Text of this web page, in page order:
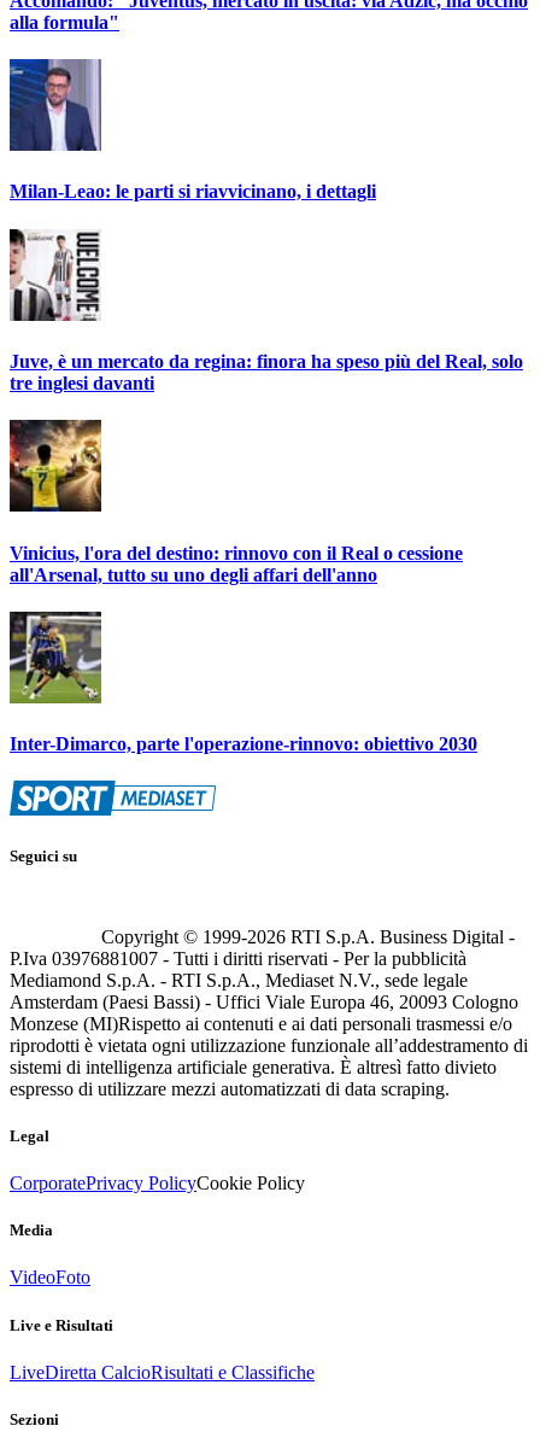
alla formula"
Milan-Leao: le parti si riavvicinano, i dettagli
Juve, è un mercato da regina: finora ha speso più del Real, solo
tre inglesi davanti
Vinicius, l'ora del destino: rinnovo con il Real o cessione
all'Arsenal, tutto su uno degli affari dell'anno
Inter-Dimarco, parte l'operazione-rinnovo: obiettivo 2030
Seguici su
Copyright © 1999-2026 RTI S.p.A. Business Digital -
P.Iva 03976881007 - Tutti i diritti riservati - Per la pubblicità
Mediamond S.p.A. - RTI S.p.A., Mediaset N.V., sede legale
Amsterdam (Paesi Bassi) - Uffici Viale Europa 46, 20093 Cologno
Monzese (MI)Rispetto ai contenuti e ai dati personali trasmessi e/o
riprodotti è vietata ogni utilizzazione funzionale all’addestramento di
sistemi di intelligenza artificiale generativa. È altresì fatto divieto
espresso di utilizzare mezzi automatizzati di data scraping.
Legal
CorporatePrivacy PolicyCookie Policy
Media
VideoFoto
Live e Risultati
LiveDiretta CalcioRisultati e Classifiche
Sezioni